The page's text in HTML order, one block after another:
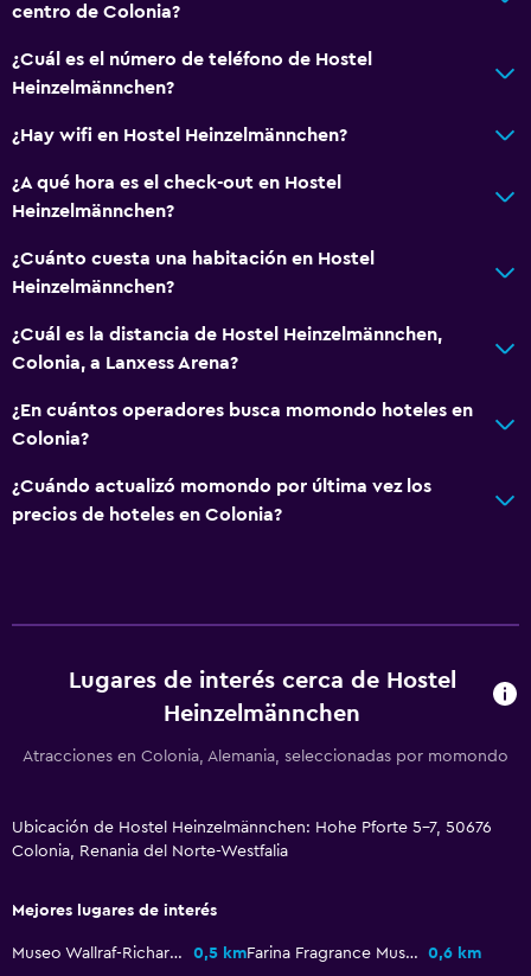
centro de Colonia?
¿Cuál es el número de teléfono de Hostel
Heinzelmännchen?
¿Hay wifi en Hostel Heinzelmännchen?
¿A qué hora es el check-out en Hostel
Heinzelmännchen?
¿Cuánto cuesta una habitación en Hostel
Heinzelmännchen?
¿Cuál es la distancia de Hostel Heinzelmännchen,
Colonia, a Lanxess Arena?
¿En cuántos operadores busca momondo hoteles en
Colonia?
¿Cuándo actualizó momondo por última vez los
precios de hoteles en Colonia?
Lugares de interés cerca de Hostel
Heinzelmännchen
Atracciones en Colonia, Alemania, seleccionadas por momondo
Ubicación de Hostel Heinzelmännchen: Hohe Pforte 5-7, 50676
Colonia, Renania del Norte-Westfalia
Mejores lugares de interés
Museo Wallraf-Richartz 0,5 km Farina Fragrance Museum
0,6 km